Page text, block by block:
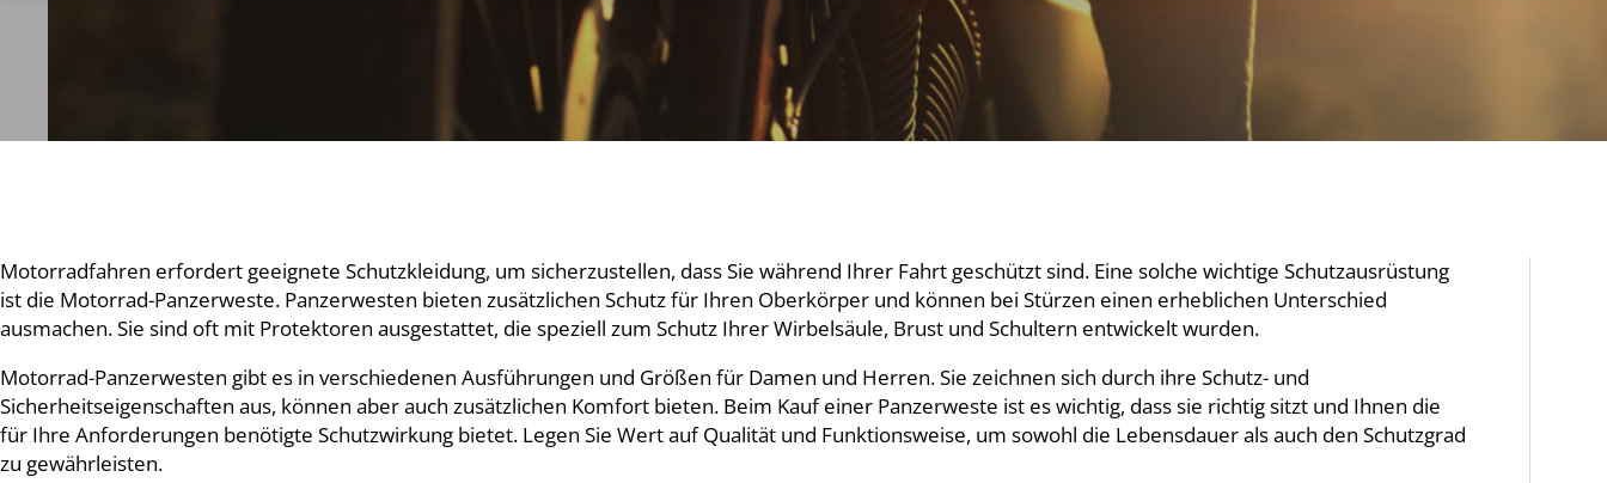
Motorradfahren erfordert geeignete Schutzkleidung, um sicherzustellen, dass Sie während Ihrer Fahrt geschützt sind. Eine solche wichtige Schutzausrüstung
ist die Motorrad-Panzerweste. Panzerwesten bieten zusätzlichen Schutz für Ihren Oberkörper und können bei Stürzen einen erheblichen Unterschied
ausmachen. Sie sind oft mit Protektoren ausgestattet, die speziell zum Schutz Ihrer Wirbelsäule, Brust und Schultern entwickelt wurden.
Motorrad-Panzerwesten gibt es in verschiedenen Ausführungen und Größen für Damen und Herren. Sie zeichnen sich durch ihre Schutz- und
Sicherheitseigenschaften aus, können aber auch zusätzlichen Komfort bieten. Beim Kauf einer Panzerweste ist es wichtig, dass sie richtig sitzt und Ihnen die
für Ihre Anforderungen benötigte Schutzwirkung bietet. Legen Sie Wert auf Qualität und Funktionsweise, um sowohl die Lebensdauer als auch den Schutzgrad
zu gewährleisten.